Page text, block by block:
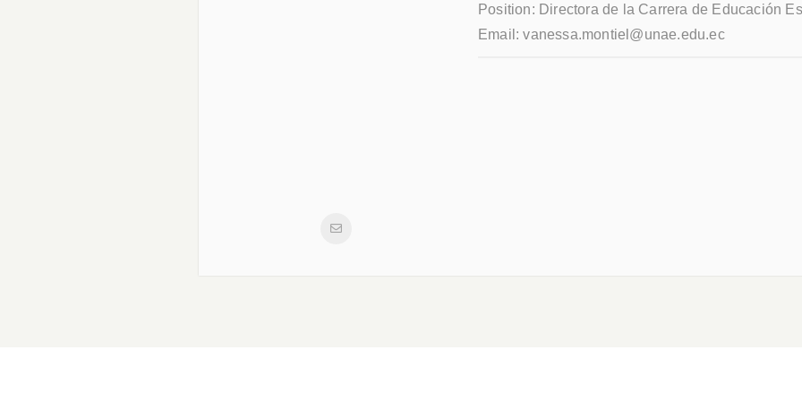
Position: Directora de la Carrera de Educación
Email:vanessa.montiel@unae.edu.ec